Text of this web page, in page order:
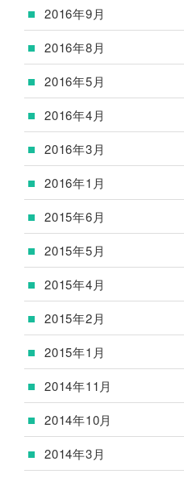
2016年9月
2016年8月
2016年5月
2016年4月
2016年3月
2016年1月
2015年6月
2015年5月
2015年4月
2015年2月
2015年1月
2014年11月
2014年10月
2014年3月